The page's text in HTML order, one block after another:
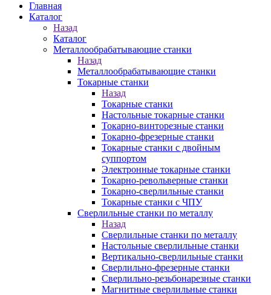
Главная
Каталог
Назад
Каталог
Металлообрабатывающие станки
Назад
Металлообрабатывающие станки
Токарные станки
Назад
Токарные станки
Настольные токарные станки
Токарно-винторезные станки
Токарно-фрезерные станки
Токарные станки с двойным
суппортом
Электронные токарные станки
Токарно-револьверные станки
Токарно-сверлильные станки
Токарные станки с ЧПУ
Сверлильные станки по металлу
Назад
Сверлильные станки по металлу
Настольные сверлильные станки
Вертикально-сверлильные станки
Сверлильно-фрезерные станки
Сверлильно-резьбонарезные станки
Магнитные сверлильные станки